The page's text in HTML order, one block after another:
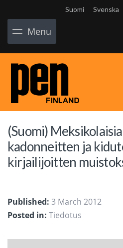
Suomi Svenska
Menu
(Suomi)
kadonneitten ja
kirjailijoitten
Published: 3 March 2012
Posted in: Tiedotus